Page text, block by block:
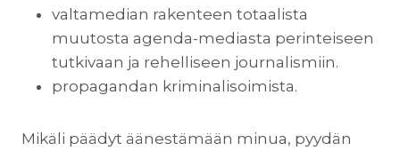
valtamedian rakenteen totaalista
muutosta agenda-mediasta perinteiseen
tutkivaan ja rehelliseen journalismiin.
propagandan kriminalisoimista.
Mikäli päädyt äänestämään minua, pyydän